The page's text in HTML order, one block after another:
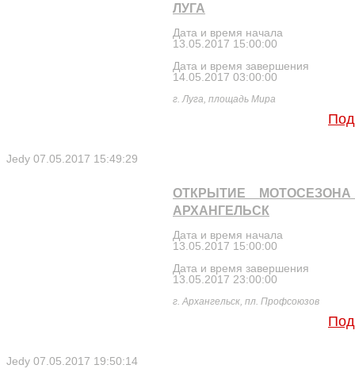
ЛУГА
Дата и время начала
13.05.2017 15:00:00
Дата и время завершения
14.05.2017 03:00:00
г. Луга, площадь Мира
Jedy 07.05.2017 15:49:29
ОТКРЫТИЕ
АРХАНГЕЛЬСК
Дата и время начала
13.05.2017 15:00:00
Дата и время завершения
13.05.2017 23:00:00
г. Архангельск, пл. Профсоюзов
Jedy 07.05.2017 19:50:14